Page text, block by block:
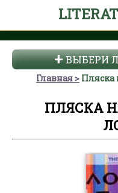
ВЫБЕРИ
Главная Пляска
ПЛЯСКА